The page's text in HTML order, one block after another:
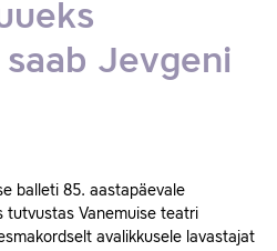
Jevgeni
balleti 85. aastapäevale
tutvustas Vanemuise teatri
avalikkusele lavastajat